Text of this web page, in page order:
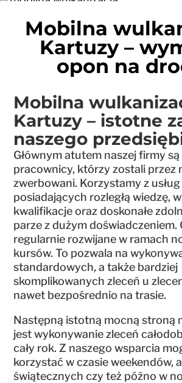
Mobilna
Kartuzy –
opon na
Mobilna
Kartuzy – istotne
naszego
Głównym atutem naszej firmy
pracownicy, którzy zostali przez
zwerbowani. Korzystamy z
posiadających rozległą wiedzę,
kwalifikacje oraz doskonałe
parze z dużym doświadczeniem.
regularnie rozwijane w ramach
kursów. To pozwala na
standardowych, a także bardziej
skomplikowanych zleceń u
nawet bezpośrednio na trasie.
Następną istotną mocną stroną
jest wykonywanie zleceń
cały rok. Z naszego wsparcia
korzystać w czasie weekendów,
świątecznych czy też późno w